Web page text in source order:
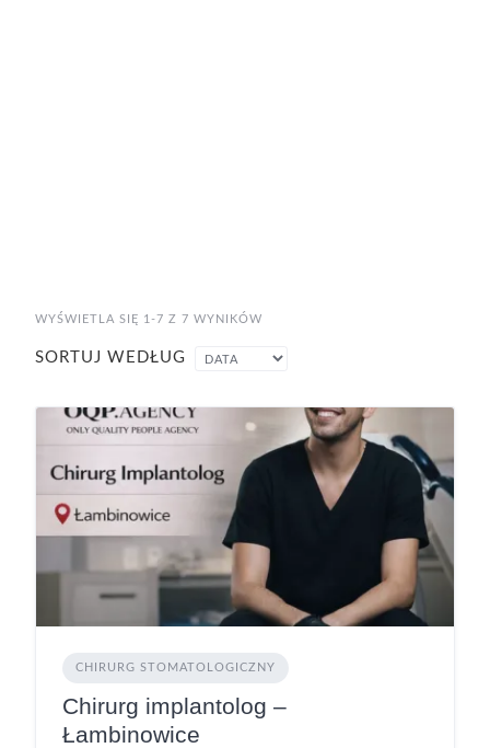
WYŚWIETLA SIĘ 1-7 Z 7 WYNIKÓW
SORTUJ WEDŁUG
CHIRURG STOMATOLOGICZNY
Chirurg implantolog –
Łambinowice